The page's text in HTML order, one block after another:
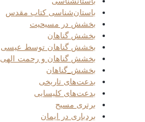
باستان‌شناسی کتاب مقدس
بخشش در مسیحیت
بخشش گناهان
بخشش گناهان توسط عیسی
بخشش گناهان و رحمت الهی
بخشش_گناهان
بدعت‌های تاریخی
بدعت‌های کلیسایی
برتری مسیح
بردباری در ایمان